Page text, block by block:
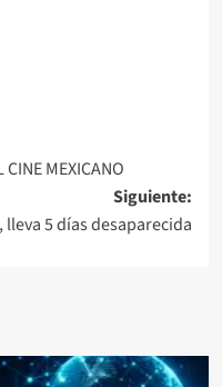
MEXICANO
Siguiente:
5 días desaparecida